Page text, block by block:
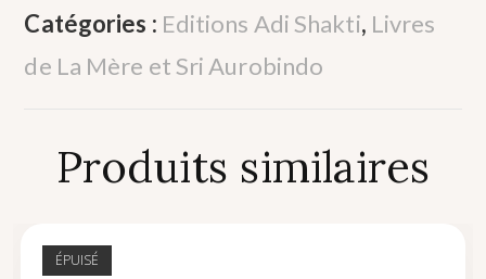
Catégories : Editions Adi Shakti, Livres
de La Mère et Sri Aurobindo
Produits similaires
ÉPUISÉ